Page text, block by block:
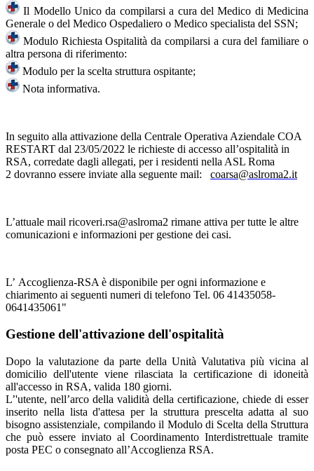
Il Modello Unico da compilarsi a cura del Medico di Medicina
Generale o del Medico Ospedaliero o Medico specialista del SSN;
Modulo Richiesta Ospitalità da compilarsi a cura del familiare o
altra persona di riferimento:
Modulo per la scelta struttura ospitante;
Nota informativa.
In seguito alla attivazione della Centrale Operativa Aziendale COA
RESTART dal 23/05/2022 le richieste di accesso all’ospitalità in
RSA, corredate dagli allegati, per i residenti nella ASL Roma
2 dovranno essere inviate alla seguente mail: coarsa@aslroma2.it
L’attuale mail ricoveri.rsa@aslroma2 rimane attiva per tutte le altre
comunicazioni e informazioni per gestione dei casi.
L’ Accoglienza-RSA è disponibile per ogni informazione e
chiarimento ai seguenti numeri di telefono Tel. 06 41435058-
0641435061"
Gestione dell'attivazione dell'ospitalità
Dopo la valutazione da parte della Unità Valutativa più vicina al
domicilio dell'utente viene rilasciata la certificazione di idoneità
all'accesso in RSA, valida 180 giorni.
L’'utente, nell’arco della validità della certificazione, chiede di esser
inserito nella lista d'attesa per la struttura prescelta adatta al suo
bisogno assistenziale, compilando il Modulo di Scelta della Struttura
che può essere inviato al Coordinamento Interdistrettuale tramite
posta PEC o consegnato all’Accoglienza RSA.